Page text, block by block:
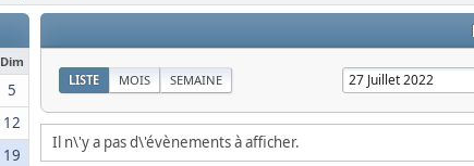
Dim
5
12
19
LISTE MOIS SEMAINE
Il n\'y a pas d\'évènements à afficher.